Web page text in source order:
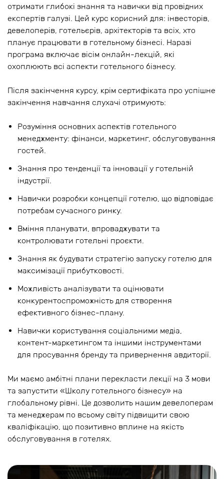
отримати глибокі знання та навички від провідних
експертів галузі. Цей курс корисний для: інвесторів,
девелоперів, готельєрів, архітекторів та всіх, хто
планує працювати в готельному бізнесі. Наразі
програма включає вісім онлайн-лекцій, які
охоплюють всі аспекти готельного бізнесу.
Після закінчення курсу, крім сертифіката про успішне
закінчення навчання слухачі отримують:
Розуміння основних аспектів готельного
менеджменту: фінанси, маркетинг, обслуговування
гостей.
Знання про тенденції та інновації у готельній
індустрії.
Навички розробки концепції готелю, що відповідає
потребам сучасного ринку.
Вміння планувати, впроваджувати та
контролювати готельні проєкти.
Знання як будувати стратегію запуску готелю для
максимізації прибутковості.
Можливість аналізувати та оцінювати
конкурентоспроможність для створення
ефективного бізнес-плану.
Навички користування соціальними медіа,
контент-маркетингом та іншими інструментами
для просування бренду та привернення авдиторії.
Ми маємо амбітні плани перекласти лекції на 3 мови
та запустити «Школу готельного бізнесу» на
глобальному рівні. Це дозволить нашим девелоперам
та менеджерам по всьому світу підвищити свою
кваліфікацію, що позитивно вплине на якість
обслуговування в готелях.